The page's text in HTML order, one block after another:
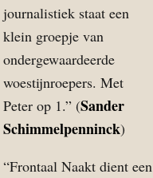
journalistiek staat een
klein groepje van
ondergewaardeerde
woestijnroepers. Met
Peter op 1.” (Sander
Schimmelpenninck)
“Frontaal Naakt dient een